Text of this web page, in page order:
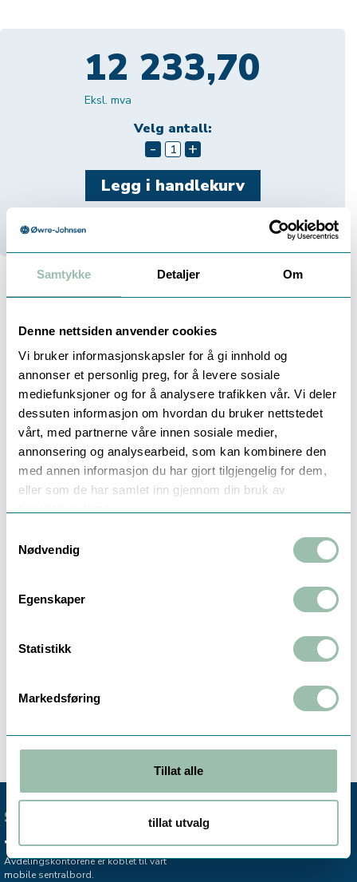
Samtykke Detaljer Om
Denne nettsiden anvender cookies
Vi bruker informasjonskapsler for å gi innhold og
annonser et personlig preg, for å levere sosiale
mediefunksjoner og for å analysere trafikken vår. Vi deler
dessuten informasjon om hvordan du bruker nettstedet
vårt, med partnerne våre innen sosiale medier,
annonsering og analysearbeid, som kan kombinere den
med annen informasjon du har gjort tilgjengelig for dem,
eller som de har samlet inn gjennom din bruk av
Nødvendig
Egenskaper
Statistikk
Markedsføring
Tillat alle
tillat utvalg
12 233,70
Eksl. mva
Velg antall:
- +
1
Beskrivelse
TURBINMÅLER APPROVAL MID
Måleprinsipp: Woltman
Nominell flow: Q3= 15m3/t
Dimensjon: DN50
Puls: 100L/p
Godkjent med Glykol
Trykk-klasse: PN16
Tilkoblingsflens bolt-hull mønster: PN-EN
1092-2 (PN16), DIN 2532, DIN 2501 (PN16)
SENTRALBORD
+47 72 59 61 00
Avdelingskontorene er koblet til vårt
mobile sentralbord.